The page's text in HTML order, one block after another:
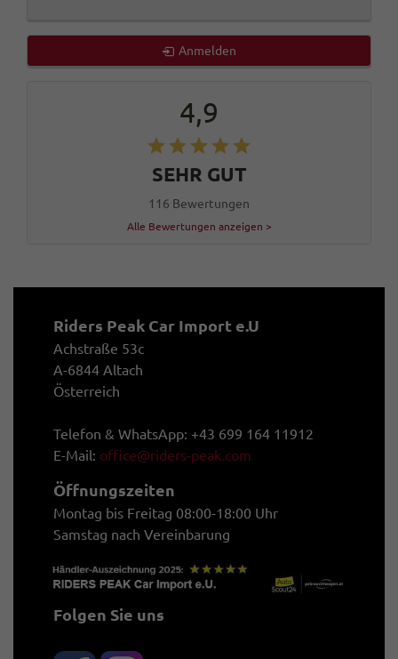
Anmelden
4,9
SEHR GUT
116 Bewertungen
Alle Bewertungen anzeigen >
Riders Peak Car Import e.U
Achstraße 53c
A-6844 Altach
Österreich
Telefon & WhatsApp: +43 699 164 11912
E-Mail: office@riders-peak.com
Öffnungszeiten
Montag bis Freitag 08:00-18:00 Uhr
Samstag nach Vereinbarung
Folgen Sie uns